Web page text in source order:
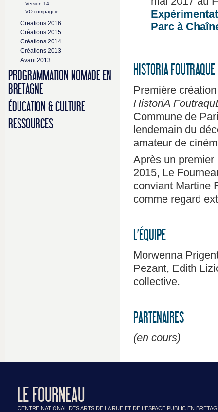
Version 14
VO compagnie
Créations 2016
Créations 2015
Créations 2014
Créations 2013
Avant 2013
PROGRAMMATION NOMADE EN
BRETAGNE
ÉDUCATION & CULTURE
RESSOURCES
Parc à
HISTORIA FOUTRAQUE
Première
HistoriA
Commune de
lendemain du
amateur de
Après un premier
2015, Le
conviant Martine
comme regard
L’ÉQUIPE
Morwenna
Pezant, Edith
collective.
PARTENAIRES
(en cours)
LE FOURNEAU
CENTRE NATIONAL DES ARTS DE LA RUE ET DE L’ESPACE PUBLIC EN